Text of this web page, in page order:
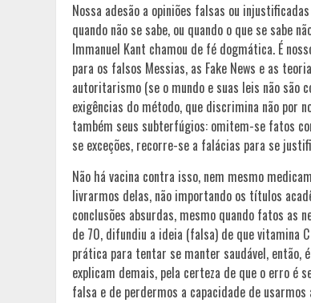
Nossa adesão a opiniões falsas ou
quando não se sabe, ou quando o que se sabe
Immanuel Kant chamou de fé dogmática. É
para os falsos Messias, as Fake News e as
autoritarismo (se o mundo e suas leis não são
exigências do método, que discrimina não por
também seus subterfúgios: omitem-se fatos
se exceções, recorre-se a falácias para se
Não há vacina contra isso, nem mesmo
livrarmos delas, não importando os títulos
conclusões absurdas, mesmo quando fatos as
de 70, difundiu a ideia (falsa) de que vitamina
prática para tentar se manter saudável, então,
explicam demais, pela certeza de que o erro é
falsa e de perdermos a capacidade de usarmos